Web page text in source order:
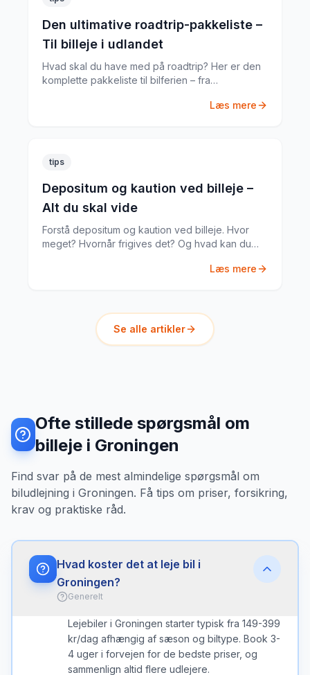
Den ultimative roadtrip-pakkeliste –
Til billeje i udlandet
Hvad skal du have med på roadtrip? Her er den
komplette pakkeliste til bilferien – fra
Læs mere
tips
Depositum og kaution ved billeje –
Alt du skal vide
Forstå depositum og kaution ved billeje. Hvor
meget? Hvornår frigives det? Og hvad kan du
Læs mere
Se alle artikler
Ofte stillede spørgsmål om
billeje i Groningen
Find svar på de mest almindelige spørgsmål om
biludlejning i Groningen. Få tips om priser, forsikring,
krav og praktiske råd.
Hvad koster det at leje bil i
Groningen?
Generelt
Lejebiler i Groningen starter typisk fra 149-399
kr/dag afhængig af sæson og biltype. Book 3-
4 uger i forvejen for de bedste priser, og
sammenlign altid flere udlejere.